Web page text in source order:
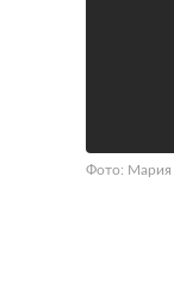
Фото: Мария